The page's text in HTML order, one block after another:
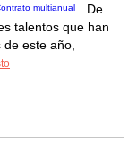
De
talentos que han
este año,